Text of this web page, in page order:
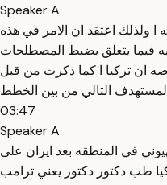
Speaker A
ا ولذلك اعتقد ان الامر في هذه
فيما يتعلق بضبط المصطلحات
ان تركيا ا كما ذكرت من قبل
التالي من بين الخطط
03:47
Speaker A
في المنطقه بعد ايران على
طب دكتور دكتور يعني ترامب